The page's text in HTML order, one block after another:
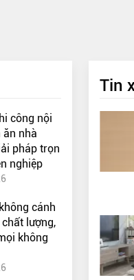
công nội
ăn nhà
pháp trọn
nghiệp
cánh
lượng,
không
Tin